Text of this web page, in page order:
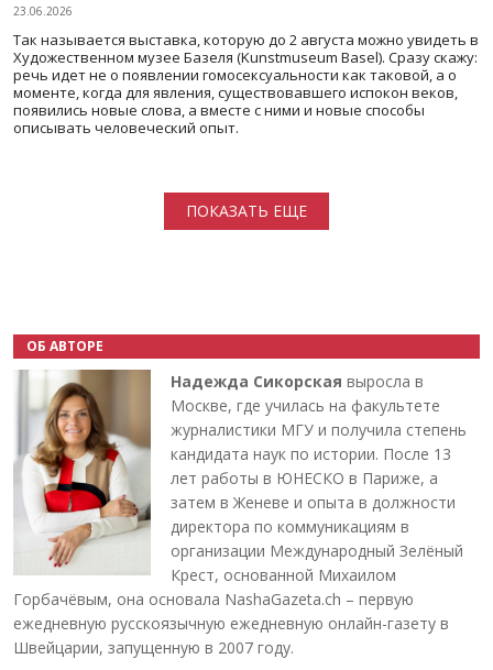
23.06.2026
Так называется выставка, которую до 2 августа можно увидеть в
Художественном музее Базеля (Kunstmuseum Basel). Сразу скажу:
речь идет не о появлении гомосексуальности как таковой, а о
моменте, когда для явления, существовавшего испокон веков,
появились новые слова, а вместе с ними и новые способы
описывать человеческий опыт.
ПОКАЗАТЬ ЕЩЕ
ОБ АВТОРЕ
Надежда Сикорская выросла в
Москве, где училась на факультете
журналистики МГУ и получила степень
кандидата наук по истории. После 13
лет работы в ЮНЕСКО в Париже, а
затем в Женеве и опыта в должности
директора по коммуникациям в
организации Международный Зелёный
Крест, основанной Михаилом
Горбачёвым, она основала NashaGazeta.ch – первую
ежедневную русскоязычную ежедневную онлайн-газету в
Швейцарии, запущенную в 2007 году.